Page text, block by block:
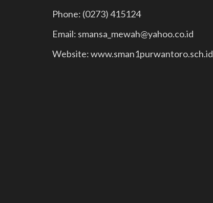
Phone: (0273) 415124
Email: smansa_mewah@yahoo.co.id
Website: www.sman1purwantoro.sch.id